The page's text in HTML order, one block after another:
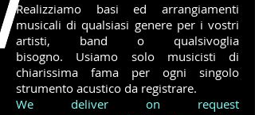
Realizziamo basi ed arrangiamenti
musicali di qualsiasi genere per i vostri
artisti, band o qualsivoglia
bisogno. Usiamo solo musicisti di
chiarissima fama per ogni singolo
strumento acustico da registrare.
We deliver on request